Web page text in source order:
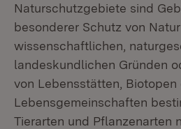
Naturschutzgebiete sind
besonderer Schutz von
wissenschaftlichen,
landeskundlichen Gründen
von Lebensstätten, Biotopen
Lebensgemeinschaften
Tierarten und Pflanzenarten